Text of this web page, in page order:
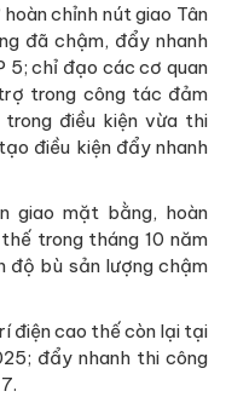
chỉnh nút giao Tân
đã chậm, đẩy nhanh
5; chỉ đạo các cơ quan
trong công tác đảm
điều kiện vừa thi
điều kiện đẩy nhanh
giao mặt bằng, hoàn
trong tháng 10 năm
độ bù sản lượng chậm
điện cao thế còn lại tại
đẩy nhanh thi công